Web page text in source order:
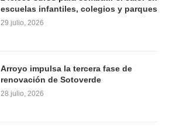
escuelas infantiles, colegios y parques
29 julio, 2026
Arroyo impulsa la tercera fase de
renovación de Sotoverde
28 julio, 2026